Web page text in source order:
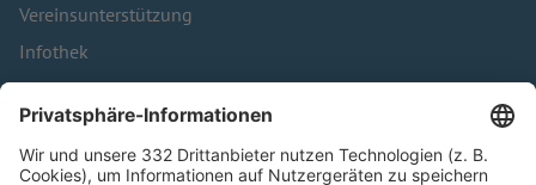
Vereinsunterstützung
Infothek
Kontakt
HÄUFIG BESUCHTE SEITEN